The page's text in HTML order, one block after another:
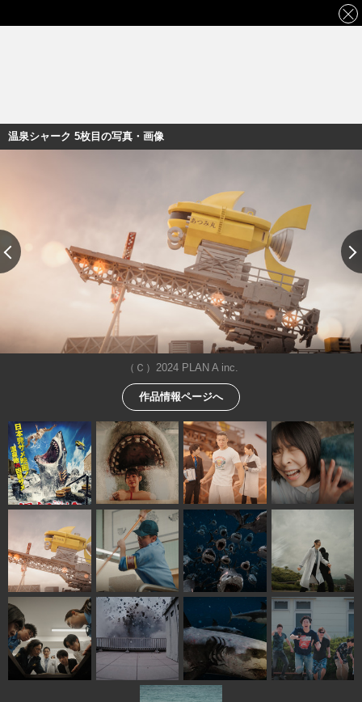
温泉シャーク 5枚目の写真・画像
（Ｃ）2024 PLAN A inc.
作品情報ページへ